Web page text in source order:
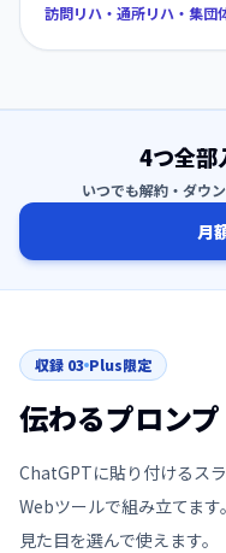
訪問リハ・通所リハ・集団
4つ全部
いつでも解約・ダウ
月
収録 03 Plus限定
伝わるプロン
ChatGPTに貼り付けるス
Webツールで組み立てま
見た目を選んで使えます。